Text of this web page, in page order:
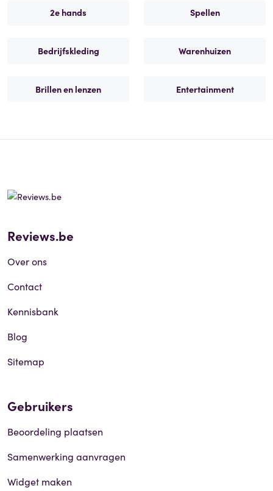
2e hands Spellen
Bedrijfskleding Warenhuizen
Brillen en lenzen Entertainment
Reviews.be
Over ons
Contact
Kennisbank
Blog
Sitemap
Gebruikers
Beoordeling plaatsen
Samenwerking aanvragen
Widget maken